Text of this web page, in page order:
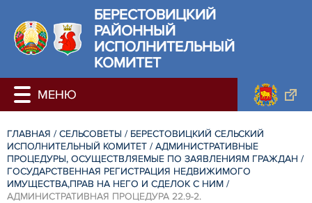
БЕРЕСТОВИЦКИЙ
РАЙОННЫЙ
ИСПОЛНИТЕЛЬНЫЙ
КОМИТЕТ
ГЛАВНАЯ / СЕЛЬСОВЕТЫ / БЕРЕСТОВИЦКИЙ СЕЛЬСКИЙ
ИСПОЛНИТЕЛЬНЫЙ КОМИТЕТ / АДМИНИСТРАТИВНЫЕ
ПРОЦЕДУРЫ, ОСУЩЕСТВЛЯЕМЫЕ ПО ЗАЯВЛЕНИЯМ ГРАЖДАН /
ГОСУДАРСТВЕННАЯ РЕГИСТРАЦИЯ НЕДВИЖИМОГО
ИМУЩЕСТВА,ПРАВ НА НЕГО И СДЕЛОК С НИМ /
АДМИНИСТРАТИВНАЯ ПРОЦЕДУРА 22.9-2.